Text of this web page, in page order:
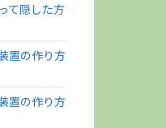
て隠した方
置の作り方
置の作り方